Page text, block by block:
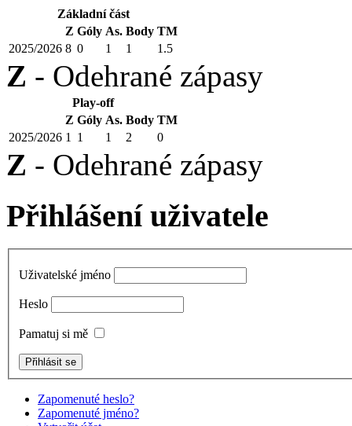
Základní část
Z Góly As. Body TM
2025/2026 8 0 1 1 1.5
Z - Odehrané zápasy
Play-off
Z Góly As. Body TM
2025/2026 1 1 1 2 0
Z - Odehrané zápasy
Přihlášení uživatele
Uživatelské jméno
Heslo
Pamatuj si mě
Zapomenuté heslo?
Zapomenuté jméno?